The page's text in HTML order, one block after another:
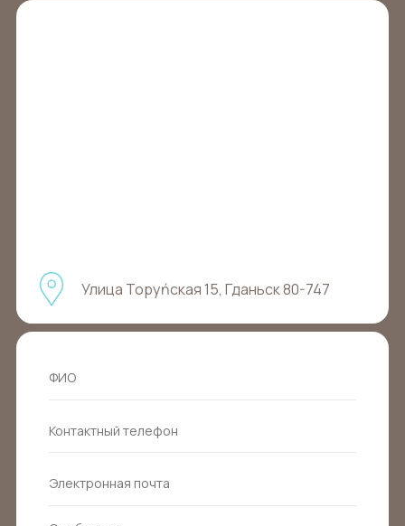
Улица Торуńская 15, Гданьск 80-747